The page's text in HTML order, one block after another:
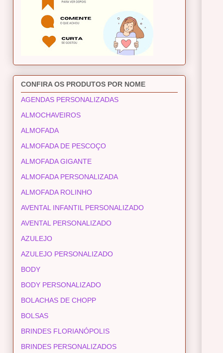
CONFIRA OS PRODUTOS POR NOME
AGENDAS PERSONALIZADAS
ALMOCHAVEIROS
ALMOFADA
ALMOFADA DE PESCOÇO
ALMOFADA GIGANTE
ALMOFADA PERSONALIZADA
ALMOFADA ROLINHO
AVENTAL INFANTIL PERSONALIZADO
AVENTAL PERSONALIZADO
AZULEJO
AZULEJO PERSONALIZADO
BODY
BODY PERSONALIZADO
BOLACHAS DE CHOPP
BOLSAS
BRINDES FLORIANÓPOLIS
BRINDES PERSONALIZADOS